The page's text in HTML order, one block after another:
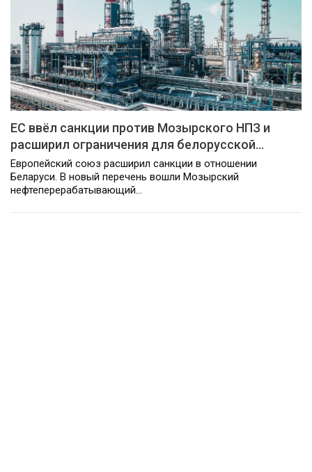
ЕС ввёл санкции против Мозырского НПЗ и
расширил ограничения для белорусской…
Европейский союз расширил санкции в отношении
Беларуси. В новый перечень вошли Мозырский
нефтеперерабатывающий…